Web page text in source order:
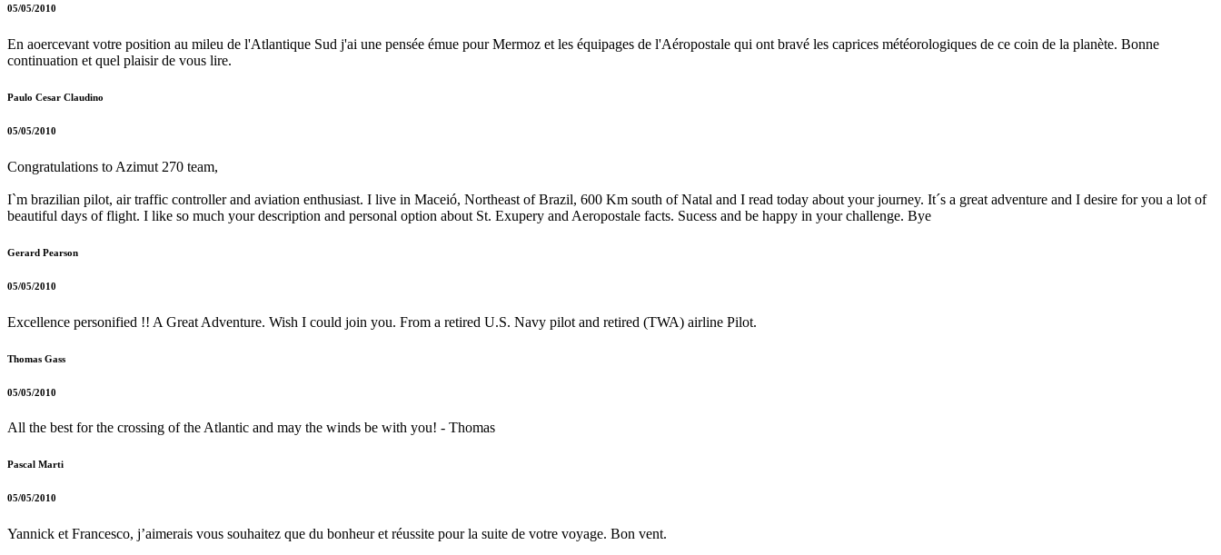
05/05/2010
En aoercevant votre position au mileu de l'Atlantique Sud j'ai une pensée émue pour Mermoz et les équipages de l'Aéropostale qui ont bravé les caprices météorologiques de ce coin de la planète. Bonne
continuation et quel plaisir de vous lire.
Paulo Cesar Claudino
05/05/2010
Congratulations to Azimut 270 team,
I`m brazilian pilot, air traffic controller and aviation enthusiast. I live in Maceió, Northeast of Brazil, 600 Km south of Natal and I read today about your journey. It´s a great adventure and I desire for you a lot of
beautiful days of flight. I like so much your description and personal option about St. Exupery and Aeropostale facts. Sucess and be happy in your challenge. Bye
Gerard Pearson
05/05/2010
Excellence personified !! A Great Adventure. Wish I could join you. From a retired U.S. Navy pilot and retired (TWA) airline Pilot.
Thomas Gass
05/05/2010
All the best for the crossing of the Atlantic and may the winds be with you! - Thomas
Pascal Marti
05/05/2010
Yannick et Francesco, j’aimerais vous souhaitez que du bonheur et réussite pour la suite de votre voyage. Bon vent.